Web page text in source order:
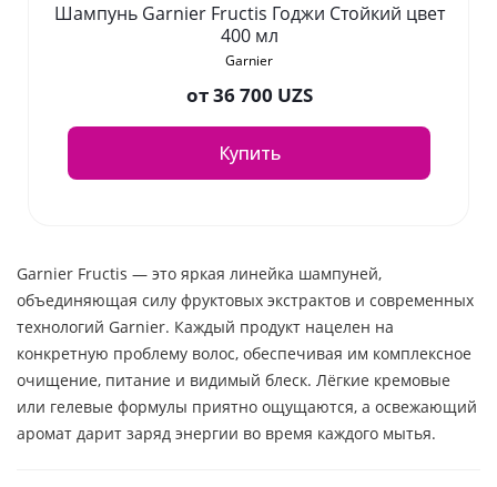
Шампунь Garnier Fructis Годжи Стойкий цвет
400 мл
Garnier
от36 700 UZS
Купить
Garnier Fructis — это яркая линейка шампуней,
объединяющая силу фруктовых экстрактов и современных
технологий Garnier. Каждый продукт нацелен на
конкретную проблему волос, обеспечивая им комплексное
очищение, питание и видимый блеск. Лёгкие кремовые
или гелевые формулы приятно ощущаются, а освежающий
аромат дарит заряд энергии во время каждого мытья.